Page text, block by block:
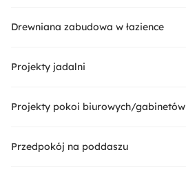
Drewniana zabudowa w łazience
Projekty jadalni
Projekty pokoi biurowych/gabinetów
Przedpokój na poddaszu